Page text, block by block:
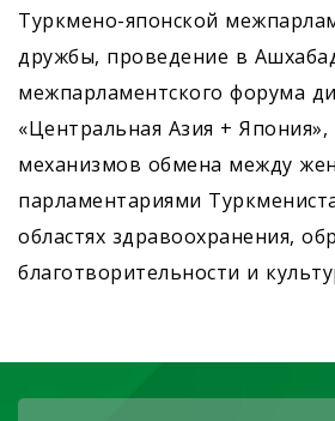
Туркмено-японской
дружбы, проведение в
межпарламентского форума
«Центральная Азия +
механизмов обмена между
парламентариями
областях здравоохранения,
благотворительности и